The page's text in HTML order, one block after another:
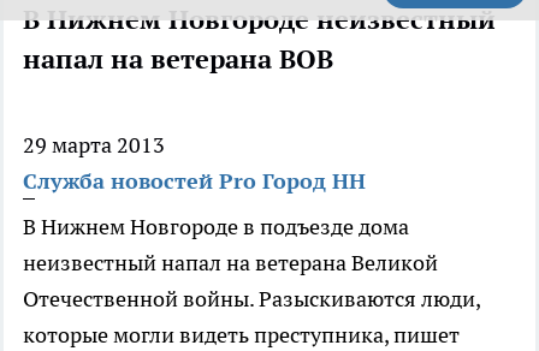
В Нижнем Новгороде неизвестный
напал на ветерана ВОВ
29 марта 2013
Служба новостей Pro Город НН
В Нижнем Новгороде в подъезде дома
неизвестный напал на ветерана Великой
Отечественной войны. Разыскиваются люди,
которые могли видеть преступника, пишет